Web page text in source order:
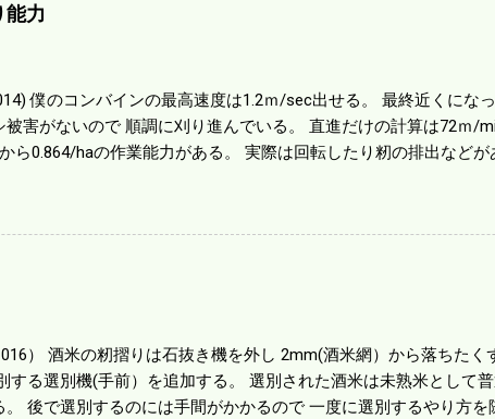
力
僕のコンバインの最高速度は1.2ｍ/sec出せる。 最終近くにな
被害がないので 順調に刈り進んでいる。 直進だけの計算は72ｍ/
ら0.864/haの作業能力がある。 実際は回転したり籾の排出など
る。 というより買った時はまだ耕作面積が少なく手が出せ 無か
） 酒米の籾摺りは石抜き機を外し 2mm(酒米網）から落ちたく
する選別機(手前）を追加する。 選別された酒米は未熟米として
。 後で選別するのには手間がかかるので 一度に選別するやり方